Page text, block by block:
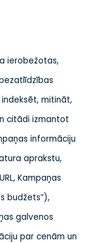
ierobežotas,
mitināt,
citādi izmantot
informāciju
aprakstu,
Kampaņas
budžets”),
galvenos
par cenām un